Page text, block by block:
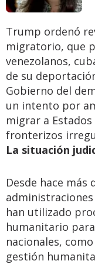
Trump ordenó
migratorio, que
venezolanos,
de su
Gobierno del
un intento por
migrar a
fronterizos
La situación
Desde hace más
han utilizado
humanitario
nacionales,
gestión